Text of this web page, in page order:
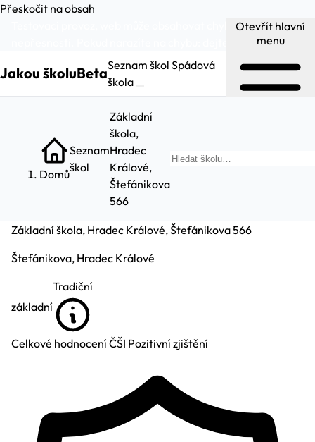
Přeskočit na obsah
Testovací provoz, web může obsahovat chyby a
dejte nám vědět.
Jakou školuBetaSeznam škol Spádová
škola
Otevřít hlavní
menu
Domů
Seznam
škol
Základní
škola,
Hradec
Králové,
Štefánikova
566
Základní škola, Hradec Králové, Štefánikova 566
Štefánikova, Hradec Králové
základní
Tradiční
Celkové hodnocení ČŠI Pozitivní zjištění